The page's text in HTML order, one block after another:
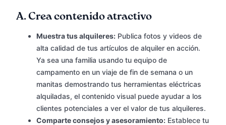
A.Crea contenido atractivo
Muestra tus alquileres: Publica fotos y videos de
alta calidad de tus artículos de alquiler en acción.
Ya sea una familia usando tu equipo de
campamento en un viaje de fin de semana o un
manitas demostrando tus herramientas eléctricas
alquiladas, el contenido visual puede ayudar a los
clientes potenciales a ver el valor de tus alquileres.
Comparte consejos y asesoramiento: Establece tu